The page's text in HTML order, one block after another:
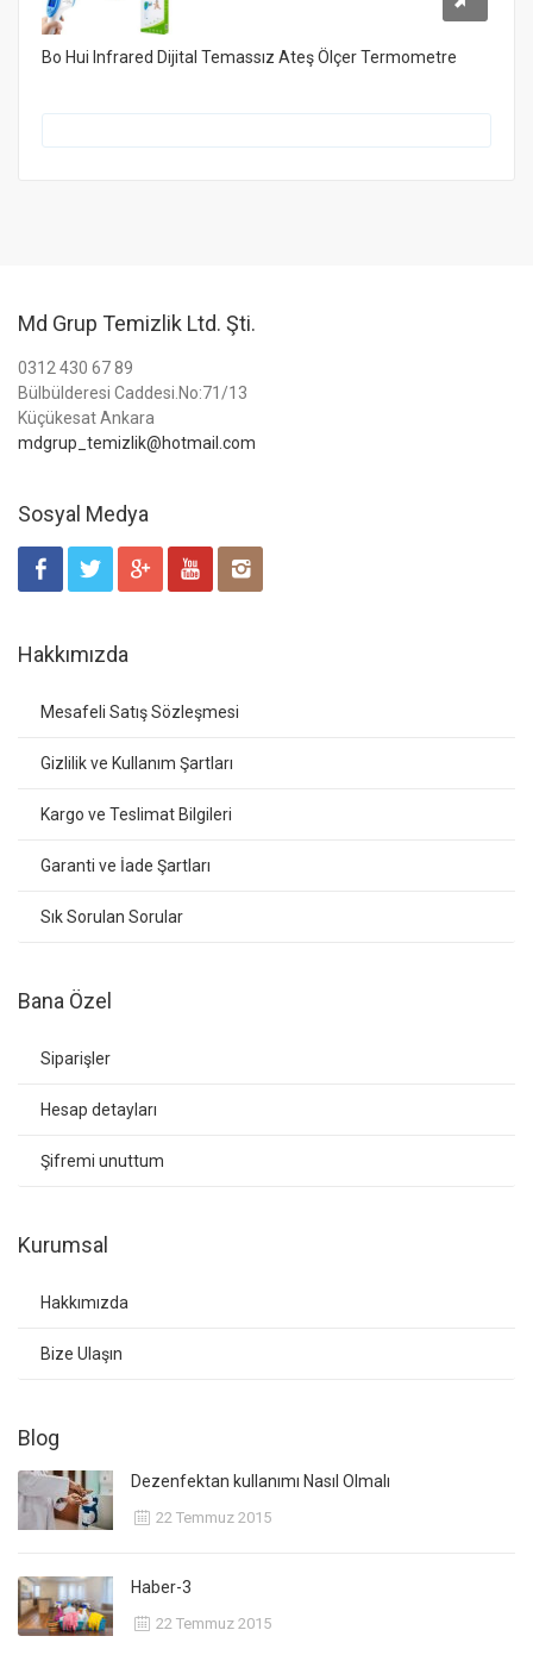
Bo Hui Infrared Dijital Temassız Ateş Ölçer Termometre
Md Grup Temizlik Ltd. Şti.
0312 430 67 89
Bülbülderesi Caddesi.No:71/13
Küçükesat Ankara
mdgrup_temizlik@hotmail.com
Sosyal Medya
Hakkımızda
Mesafeli Satış Sözleşmesi
Gizlilik ve Kullanım Şartları
Kargo ve Teslimat Bilgileri
Garanti ve İade Şartları
Sık Sorulan Sorular
Bana Özel
Siparişler
Hesap detayları
Şifremi unuttum
Kurumsal
Hakkımızda
Bize Ulaşın
Blog
Dezenfektan kullanımı Nasıl Olmalı
22 Temmuz 2015
Haber-3
22 Temmuz 2015